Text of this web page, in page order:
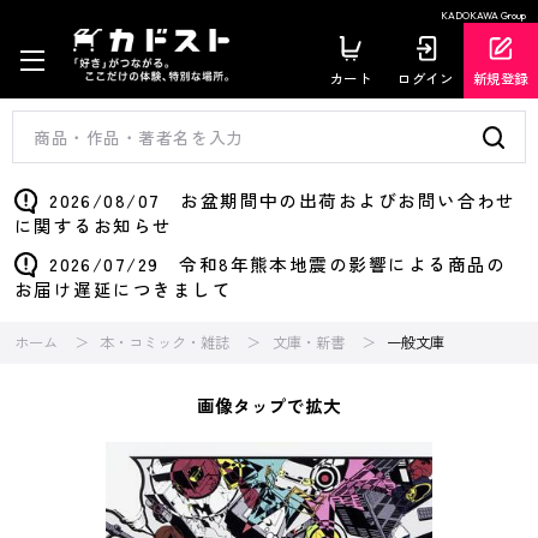
KADOKAWA Group
カート ログイン 新規登録
2026/08/07 お盆期間中の出荷およびお問い合わせ
に関するお知らせ
2026/07/29 令和8年熊本地震の影響による商品の
お届け遅延につきまして
ホーム 本・コミック・雑誌 文庫・新書 一般文庫
画像タップで拡大